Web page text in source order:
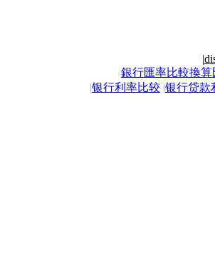
|
銀行匯率比較換算
|银行利率比较 |银行贷款